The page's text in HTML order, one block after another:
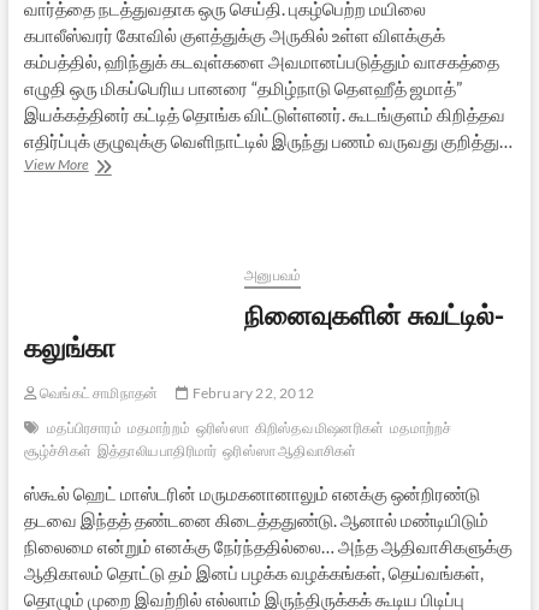
வார்த்தை நடத்துவதாக ஒரு செய்தி. புகழ்பெற்ற மயிலை
கபாலீஸ்வரர் கோவில் குளத்துக்கு அருகில் உள்ள விளக்குக்
கம்பத்தில், ஹிந்துக் கடவுள்களை அவமானப்படுத்தும் வாசகத்தை
எழுதி ஒரு மிகப்பெரிய பானரை “தமிழ்நாடு தௌஹீத் ஜமாத்”
இயக்கத்தினர் கட்டித் தொங்க விட்டுள்ளனர். கூடங்குளம் கிறித்தவ
எதிர்ப்புக் குழுவுக்கு வெளிநாட்டில் இருந்து பணம் வருவது குறித்து…
View Moreஇந்த
அனுபவம்
நினைவுகளின் சுவட்டில்-
கலுங்கா
வெங்கட் சாமிநாதன்
February 22, 2012
மதப்பிரசாரம் மதமாற்றம் ஒரிஸ்ஸா கிறிஸ்தவ மிஷனரிகள் மதமாற்றச்
சூழ்ச்சிகள் இத்தாலிய பாதிரிமார் ஒரிஸ்ஸா ஆதிவாசிகள்
ஸ்கூல் ஹெட் மாஸ்டரின் மருமகனானாலும் எனக்கு ஒன்றிரண்டு
தடவை இந்தத் தண்டனை கிடைத்ததுண்டு. ஆனால் மண்டியிடும்
நிலைமை என்றும் எனக்கு நேர்ந்ததில்லை… அந்த ஆதிவாசிகளுக்கு
ஆதிகாலம் தொட்டு தம் இனப் பழக்க வழக்கங்கள், தெய்வங்கள்,
தொழும் முறை இவற்றில் எல்லாம் இருந்திருக்கக் கூடிய பிடிப்பு